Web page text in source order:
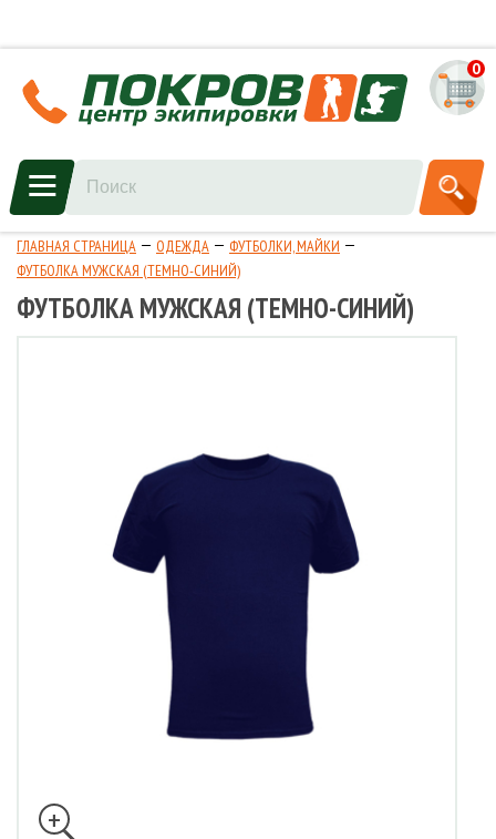
0
ГЛАВНАЯ СТРАНИЦА ОДЕЖДА
ФУТБОЛКИ, МАЙКИ
ФУТБОЛКА МУЖСКАЯ (ТЕМНО-СИНИЙ)
ФУТБОЛКА МУЖСКАЯ (ТЕМНО-СИНИЙ)